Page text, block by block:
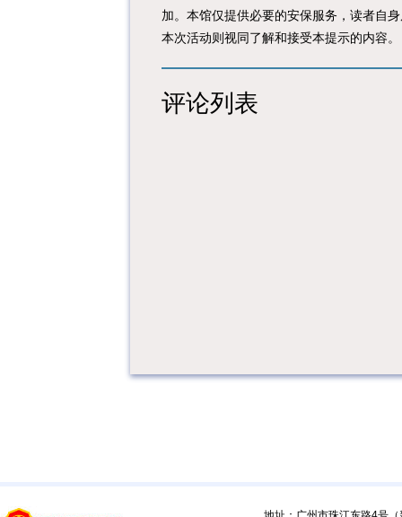
加。本馆仅提供必要的安保服务，读者自
本次活动则视同了解和接受本提示的内容。
评论列表